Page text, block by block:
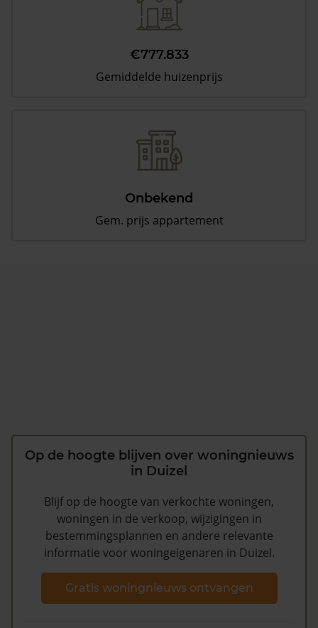
€777.833
Gemiddelde huizenprijs
Onbekend
Gem. prijs appartement
Op de hoogte blijven over woningnieuws
in Duizel
Blijf op de hoogte van verkochte woningen,
woningen in de verkoop, wijzigingen in
bestemmingsplannen en andere relevante
informatie voor woningeigenaren in Duizel.
Gratis woningnieuws ontvangen